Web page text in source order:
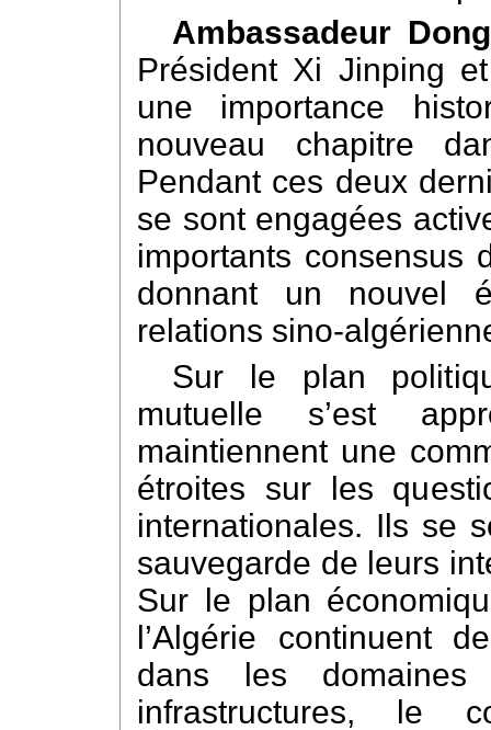
Ambassadeur
Président Xi Jinping
une importance
nouveau chapitre
Pendant ces deux
se sont engagées
importants consensus
donnant un nouvel
relations sino-
Sur le plan
mutuelle s’est
maintiennent une
étroites sur les
internationales. Ils se
sauvegarde de leurs
Sur le plan
l’Algérie continuent
dans les
infrastructures, le